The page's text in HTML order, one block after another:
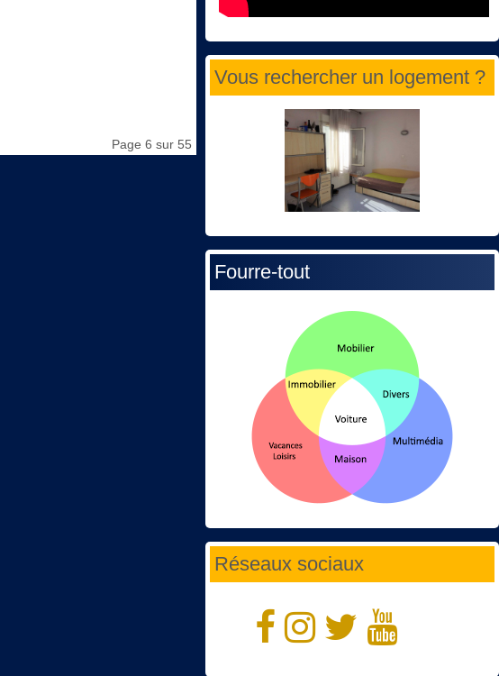
Page 6 sur 55
Vous rechercher un logement ?
Fourre-tout
Réseaux sociaux